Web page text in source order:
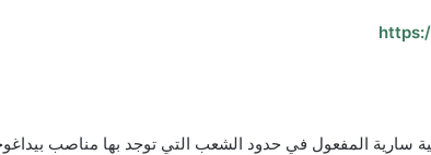
سارية المفعول في حدود الشعب التي توجد بها مناصب